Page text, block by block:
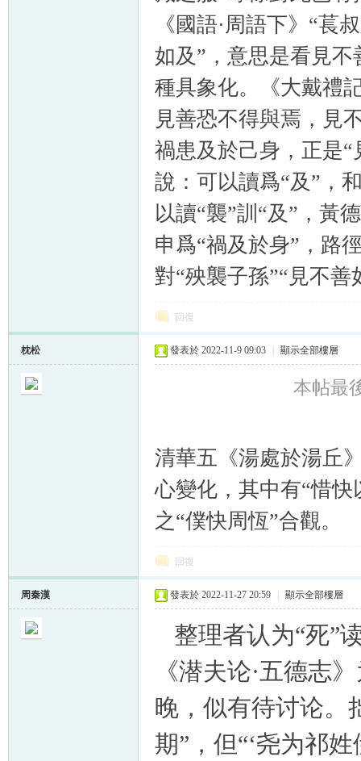
《國語·周語下》“萇
如及”，意思是看見
種具象化。《大戴禮
見善恐不得與焉，見
禍患及於己身，正是
說：可以讀爲“及”，
以讀“襲”訓“及”，黃
申爲“禍及於身”，路
對“殃襲子孫”“見不
回復
枕松 發表於 2022-11-9 09:03 顯示全部樓層
本帖最
清華五《湯處於湯丘
心變化，其中有“惜
之“僕快周恆”合觀。
回復
周秦漢 發表於 2022-11-27 20:59 顯示全部樓層
整理者认为“死”
《潜夫论·五德志
晚，似有待讨论。
期”，但“‘尧为祁